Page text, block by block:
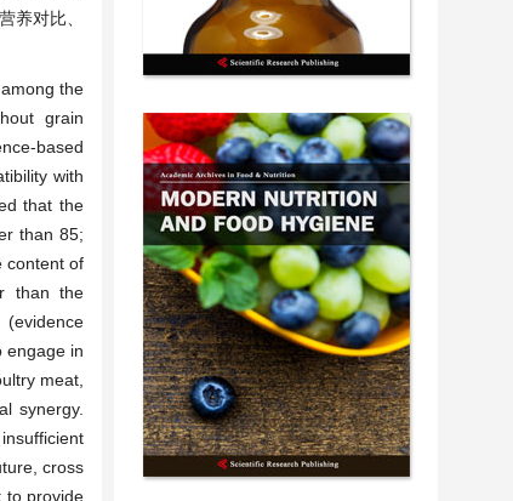
养对比、
the
grain
based
with
that the
than 85;
content of
than the
engage in
meat,
synergy.
cross
to provide